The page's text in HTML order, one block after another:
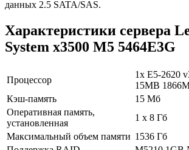
данных 2.5 SATA/SAS.
Характеристики сервера
System x3500 M5 5464E3G
Процессор
1x E5-2620
15MB
Кэш-память
15 Мб
Оперативная память,
установленная
1 х 8 Гб
Максимальный объем памяти 1536 Гб